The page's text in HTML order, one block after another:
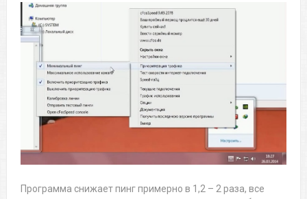
Программа снижает пинг примерно в 1,2 – 2 раза, все